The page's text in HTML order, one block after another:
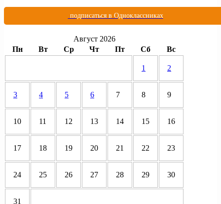
подписаться в Одноклассниках
Август 2026
Пн
Вт Ср Чт Пт Сб Вс
1 2
3 4 5 6 7 8 9
10 11 12 13 14 15 16
17 18 19 20 21 22 23
24 25 26 27 28 29 30
31